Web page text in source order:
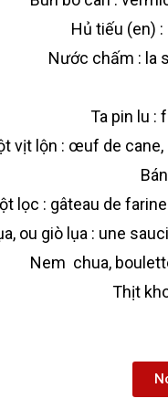
Hủ tiếu (en)
Nước chấm : la
Ta pin lu :
vịt lộn : œuf de cane,
lọc : gâteau de
ou giò lụa : une
Nem chua,
Thịt